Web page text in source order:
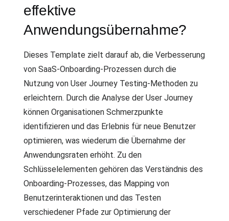
effektive
Anwendungsübernahme?
Dieses Template zielt darauf ab, die Verbesserung
von SaaS-Onboarding-Prozessen durch die
Nutzung von User Journey Testing-Methoden zu
erleichtern. Durch die Analyse der User Journey
können Organisationen Schmerzpunkte
identifizieren und das Erlebnis für neue Benutzer
optimieren, was wiederum die Übernahme der
Anwendungsraten erhöht. Zu den
Schlüsselelementen gehören das Verständnis des
Onboarding-Prozesses, das Mapping von
Benutzerinteraktionen und das Testen
verschiedener Pfade zur Optimierung der